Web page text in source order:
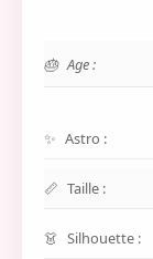
Age :
Astro :
Taille :
Silhouette :